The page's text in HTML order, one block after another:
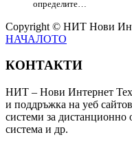
определите…
Copyright © НИТ Нови
НАЧАЛОТО
КОНТАКТИ
НИТ – Нови Интернет
и поддръжка на уеб
системи за дистанционно
система и др.